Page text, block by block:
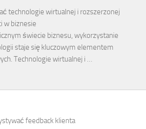
technologie wirtualnej i rozszerzonej
w biznesie
świecie biznesu, wykorzystanie
staje się kluczowym elementem
Technologie wirtualnej i …
feedback klienta